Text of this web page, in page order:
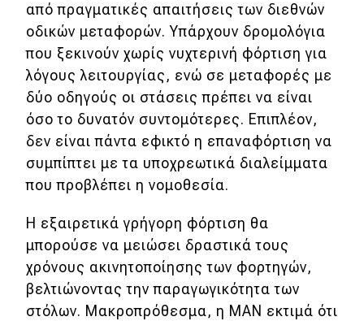
από πραγματικές απαιτήσεις των διεθνών
οδικών μεταφορών. Υπάρχουν δρομολόγια
που ξεκινούν χωρίς νυχτερινή φόρτιση για
λόγους λειτουργίας, ενώ σε μεταφορές με
δύο οδηγούς οι στάσεις πρέπει να είναι
όσο το δυνατόν συντομότερες. Επιπλέον,
δεν είναι πάντα εφικτό η επαναφόρτιση να
συμπίπτει με τα υποχρεωτικά διαλείμματα
που προβλέπει η νομοθεσία.
Η εξαιρετικά γρήγορη φόρτιση θα
μπορούσε να μειώσει δραστικά τους
χρόνους ακινητοποίησης των φορτηγών,
βελτιώνοντας την παραγωγικότητα των
στόλων. Μακροπρόθεσμα, η MAN εκτιμά ότι